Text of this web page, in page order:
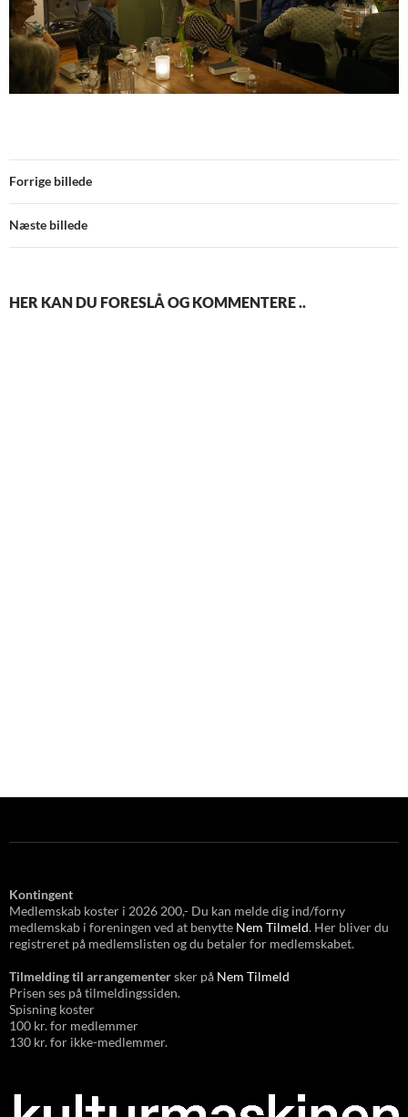
Forrige billede
Næste billede
HER KAN DU FORESLÅ OG KOMMENTERE ..
Kontingent
Medlemskab koster i 2026 200,- Du kan melde dig ind/forny
medlemskab i foreningen ved at benytte Nem Tilmeld. Her bliver du
registreret på medlemslisten og du betaler for medlemskabet.
Tilmelding til arrangementersker på Nem Tilmeld
Prisen ses på tilmeldingssiden.
Spisning koster
100 kr. for medlemmer
130 kr. for ikke-medlemmer.